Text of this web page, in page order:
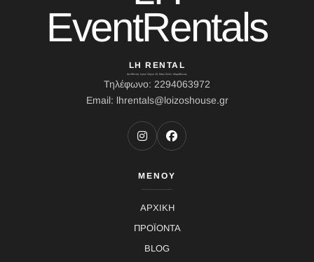
EventRentals
LH RENTAL
Διεύθυνση: Ιερού Λόχου 10, Κάτω Σούλι, Μαραθώνας
Τηλέφωνο: 2294063972
Email: lhrentals@loizoshouse.gr
ΜΕΝΟΥ
ΑΡΧΙΚΗ
ΠΡΟΪΟΝΤΑ
BLOG